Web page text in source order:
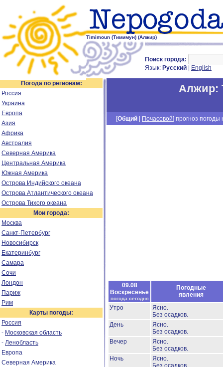
Timimoun (Тимимун) (Алжир)
Поиск города:
Язык: Русский English
Погода по регионам:
Россия
Украина
Европа
Азия
Африка
Австралия
Северная Америка
Центральная Америка
Южная Америка
Острова Индийского океана
Острова Атлантического океана
Острова Тихого океана
Мои города:
Москва
Санкт-Петербург
Новосибирск
Екатеринбург
Самара
Сочи
Лондон
Париж
Рим
Карты погоды:
Россия
- Московская область
- Ленобласть
Европа
Северная Америка
Алжир:
[Общий Почасовой] прогноз погоды
09.08
Воскресенье
погода сегодня
Погодные
явления
Утро
Ясно.
Без осадков.
День
Ясно.
Без осадков.
Вечер
Ясно.
Без осадков.
Ночь
Ясно.
Без осадков.